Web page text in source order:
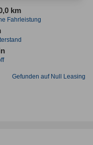
km
Fahrleistung
Gefunden auf Null Leasing